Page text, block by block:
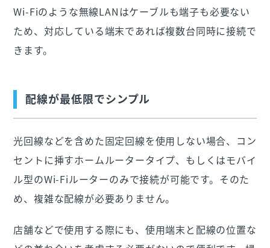
Wi-Fiのような無線LANはケーブルも端子も必要ない
ため、対応している端末であれば複数台同時に接続で
きます。
配線が最低限でシンプル
光回線などを含めた固定回線を使用しない場合、コン
セントに挿すホームルータータイプ、もしくはモバイ
ル型のWi-Fiルーターのみで接続が可能です。そのた
め、複雑な配線が必要ありません。
店舗などで使用する際にも、使用端末と配線の位置な